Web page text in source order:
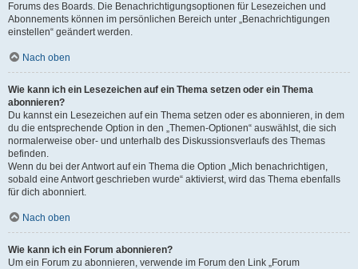
Forums des Boards. Die Benachrichtigungsoptionen für Lesezeichen und
Abonnements können im persönlichen Bereich unter „Benachrichtigungen
einstellen“ geändert werden.
Nach oben
Wie kann ich ein Lesezeichen auf ein Thema setzen oder ein Thema
abonnieren?
Du kannst ein Lesezeichen auf ein Thema setzen oder es abonnieren, in dem
du die entsprechende Option in den „Themen-Optionen“ auswählst, die sich
normalerweise ober- und unterhalb des Diskussionsverlaufs des Themas
befinden.
Wenn du bei der Antwort auf ein Thema die Option „Mich benachrichtigen,
sobald eine Antwort geschrieben wurde“ aktivierst, wird das Thema ebenfalls
für dich abonniert.
Nach oben
Wie kann ich ein Forum abonnieren?
Um ein Forum zu abonnieren, verwende im Forum den Link „Forum